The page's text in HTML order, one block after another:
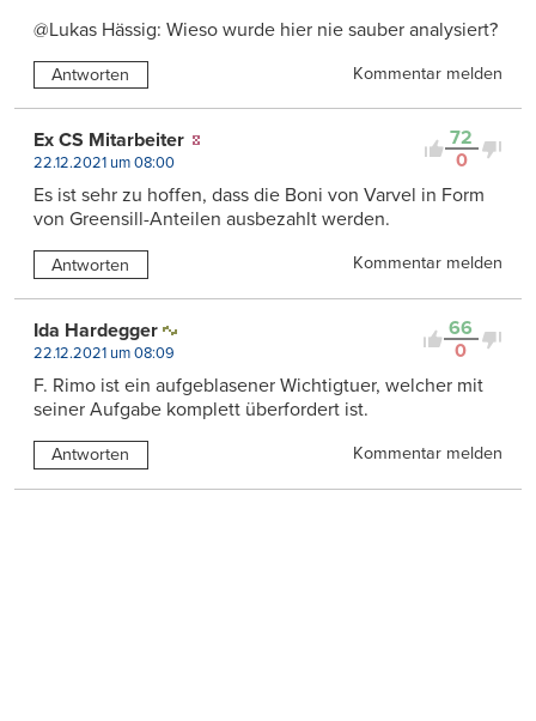
@Lukas Hässig: Wieso wurde hier nie sauber analysiert?
Antworten Kommentar melden
72
0
Ex CS Mitarbeiter
22.12.2021 um 08:00
Es ist sehr zu hoffen, dass die Boni von Varvel in Form
von Greensill-Anteilen ausbezahlt werden.
Antworten Kommentar melden
66
0
Ida Hardegger
22.12.2021 um 08:09
F. Rimo ist ein aufgeblasener Wichtigtuer, welcher mit
seiner Aufgabe komplett überfordert ist.
Antworten Kommentar melden